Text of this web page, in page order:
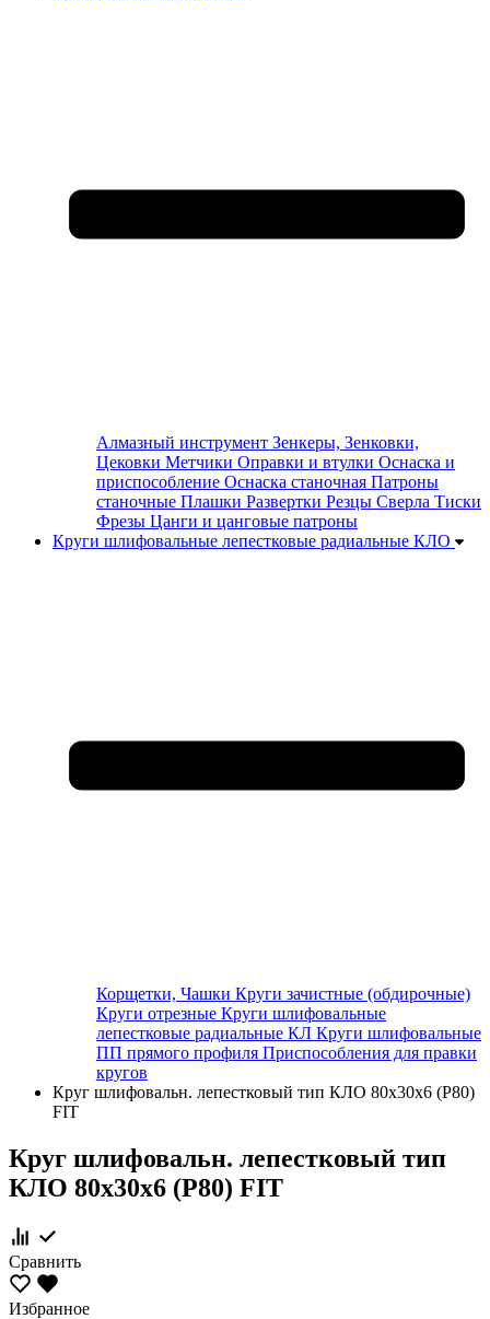
Алмазный инструмент Зенкеры, Зенковки,
Цековки Метчики Оправки и втулки Оснаска и
приспособление Оснаска станочная Патроны
станочные Плашки Развертки Резцы Сверла Тиски
Фрезы Цанги и цанговые патроны
Круги шлифовальные лепестковые радиальные КЛО
Корщетки, Чашки Круги зачистные (обдирочные)
Круги отрезные Круги шлифовальные
лепестковые радиальные КЛ Круги шлифовальные
ПП прямого профиля Приспособления для правки
кругов
Круг шлифовальн. лепестковый тип КЛО 80х30х6 (P80)
FIT
Круг шлифовальн. лепестковый тип
КЛО 80х30х6 (P80) FIT
Сравнить
Избранное